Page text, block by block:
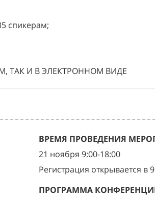
спикерам;
ТАК И В ЭЛЕКТРОННОМ ВИДЕ
ВРЕМЯ ПРОВЕДЕНИЯ
21 ноября 9:00-18:00
Регистрация открывается в
ПРОГРАММА